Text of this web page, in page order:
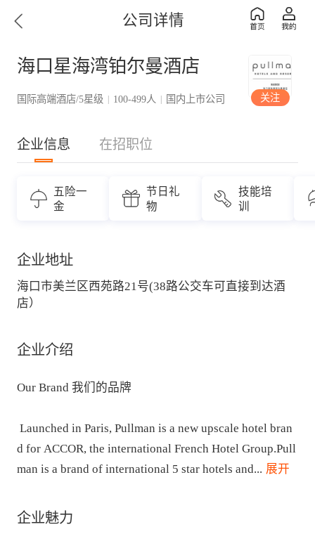
公司详情
海口星海湾铂尔曼酒店
国际高端酒店/5星级 | 100-499人 | 国内上市公司 关注
企业信息 在招职位
五险一
金
节日礼
物
技能培
训
企业地址
海口市美兰区西苑路21号(38路公交车可直接到达酒
店）
企业介绍
Our Brand 我们的品牌
Launched in Paris, Pullman is a new upscale hotel bran
d for ACCOR, the international French Hotel Group.Pull
man is a brand of international 5 star hotels and... 展开
企业魅力